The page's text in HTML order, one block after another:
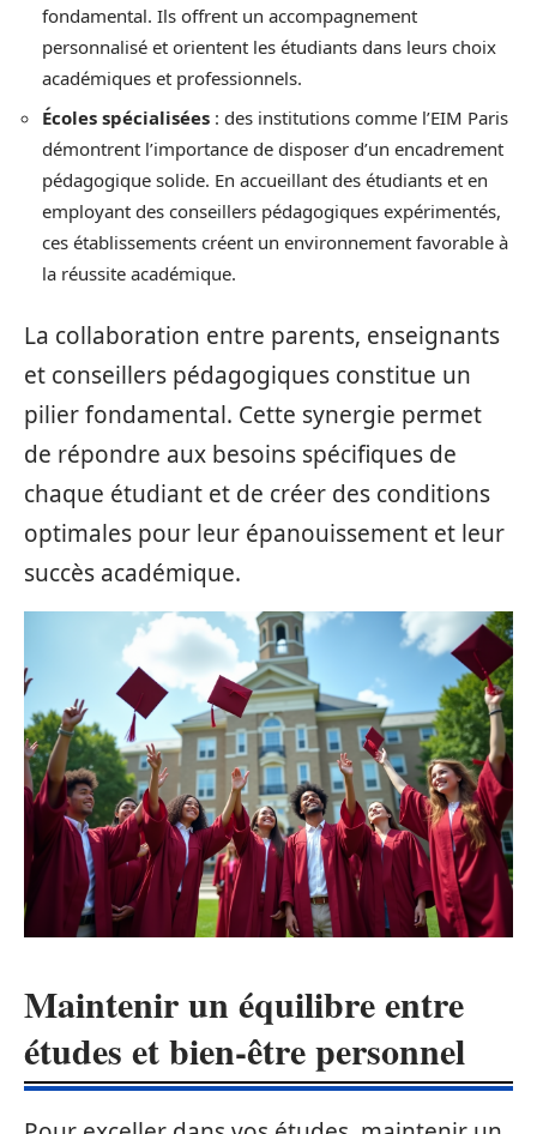
fondamental. Ils offrent un accompagnement
personnalisé et orientent les étudiants dans leurs choix
académiques et professionnels.
Écoles spécialisées : des institutions comme l’EIM Paris
démontrent l’importance de disposer d’un encadrement
pédagogique solide. En accueillant des étudiants et en
employant des conseillers pédagogiques expérimentés,
ces établissements créent un environnement favorable à
la réussite académique.
La collaboration entre parents, enseignants
et conseillers pédagogiques constitue un
pilier fondamental. Cette synergie permet
de répondre aux besoins spécifiques de
chaque étudiant et de créer des conditions
optimales pour leur épanouissement et leur
succès académique.
Maintenir un équilibre entre
études et bien-être personnel